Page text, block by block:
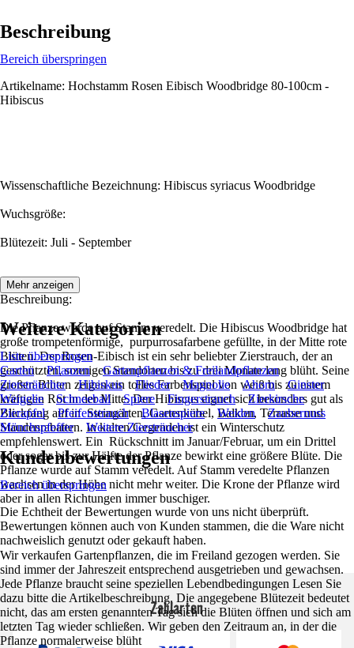
Beschreibung
Bereich überspringen
Artikelname: Hochstamm Rosen Eibisch Woodbridge 80-100cm -
Hibiscus
Wissenschaftliche Bezeichnung: Hibiscus syriacus Woodbridge
Wuchsgröße:
Blütezeit: Juli - September
Beschreibung:
Die Pflanze wurde auf Stamm veredelt. Die Hibiscus Woodbridge hat
große trompetenförmige, purpurrosafarbene gefüllte, in der Mitte rote
Blüten. Der Rosen-Eibisch ist ein sehr beliebter Zierstrauch, der an
geschützten, sonnigen Standorten bis zu drei Monate lang blüht. Seine
großen Blüten zeigen ein tolles Farbenspiel von weiß bis zu einem
kräftigen Rot in der Mitte. Der Hibiscus eignet sich besonders gut als
Blickfang auf in Steingärten, Gartenkübel, Balkon, Terrasse und
Staudenrabatten. In kalten Gegenden ist ein Winterschutz
empfehlenswert. Ein Rückschnitt im Januar/Februar, um ein Drittel
oder sogar bis zur Hälfte der Pflanze bewirkt eine größere Blüte. Die
Pflanze wurde auf Stamm veredelt. Auf Stamm veredelte Pflanzen
wachsen in der Höhe nicht mehr weiter. Die Krone der Pflanze wird
aber in allen Richtungen immer buschiger.
Wir verkaufen Gartenpflanzen, die im Freiland gezogen werden. Sie
sind immer der Jahreszeit entsprechend ausgetrieben und gewachsen.
Jede Pflanze braucht seine speziellen Lebendbedingungen Lesen Sie
dazu bitte die Artikelbeschreibung. Die angegebene Blütezeit bedeutet
nicht, das am ersten genannten Tag sich die Blüten öffnen und sich am
letzten Tag wieder schließen. Wir geben den Zeitraum an, in der die
Pflanze normalerweise blüht
Mehr anzeigen
Weitere Kategorien
Liste überspringen
Garten
Pflanzen
Gartenpflanzen & Freilandpflanzen
Ziersträucher
Hibiskus Flieder Magnolie Ahorn
Ginster
Weigelie
Schneeball Spiere Fingerstrauch
Zierkirsche
Zierapfel
Pfeifenstrauch Blasenspiere Weiden
Zaubernuss
Mönchspfeffer
Weitere Ziersträucher
Kundenbewertungen
Bereich überspringen
Die Echtheit der Bewertungen wurde von uns nicht überprüft.
Bewertungen können auch von Kunden stammen, die die Ware nicht
nachweislich genutzt oder gekauft haben.
Zahlarten